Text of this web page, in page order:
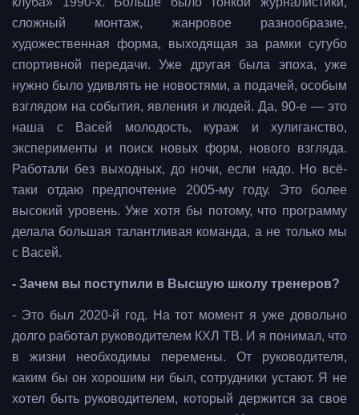
сложный монтаж, жанровое разнообразие,
художественная форма, выходящая за рамки сугубо
спортивной передачи. Уже другая была эпоха, уже
нужно было удивлять не новостями, а подачей, особым
взглядом на события, явления и людей. Да, 90-е — это
наша с Васей молодость, кураж и хулиганство,
эксперименты и поиск новых форм, нового взгляда.
Работали без выходных, до ночи, если надо. Но всё-
таки отдаю предпочтение 2005-му году. Это более
высокий уровень. Уже хотя бы потому, что программу
делала большая талантливая команда, а не только мы
с Васей.
- Зачем вы поступили в Высшую школу тренеров?
- Это был 2020-й год. На тот момент я уже довольно
долго работал руководителем КХЛ ТВ. И я понимал, что
в жизни необходимы перемены. От руководителя,
каким бы он хорошим ни был, сотрудники устают. Я не
хотел быть руководителем, который держится за свое